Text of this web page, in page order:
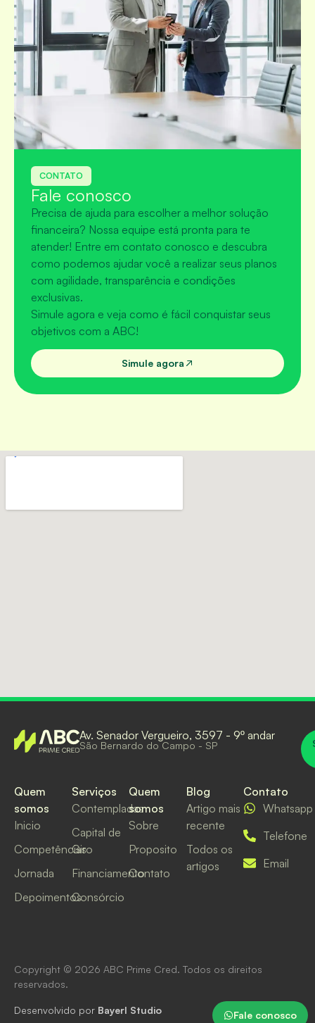
CONTATO
Fale conosco
Precisa de ajuda para escolher a melhor solução
financeira? Nossa equipe está pronta para te
atender! Entre em contato conosco e descubra
como podemos ajudar você a realizar seus planos
com agilidade, transparência e condições
exclusivas.
Simule agora e veja como é fácil conquistar seus
objetivos com a ABC!
Simule agora
Av. Senador Vergueiro, 3597 - 9º andar
São Bernardo do Campo - SP
Quem
somos
Inicio
Competências
Jornada
Depoimentos
Serviços
Contempladas
Capital de
Giro
Financiamento
Consórcio
Quem
somos
Sobre
Proposito
Contato
Blog
Artigo mais
recente
Todos os
artigos
Contato
Whatsapp
Telefone
Email
Copyright © 2026 ABC Prime Cred. Todos os direitos
reservados.​
Desenvolvido por Bayerl Studio Fale conosco